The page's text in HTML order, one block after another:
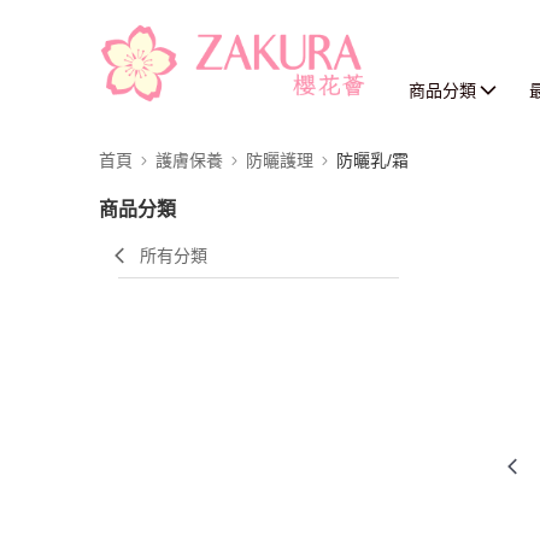
商品分類
首頁 護膚保養 防曬護理 防曬乳/霜
商品分類
所有分類